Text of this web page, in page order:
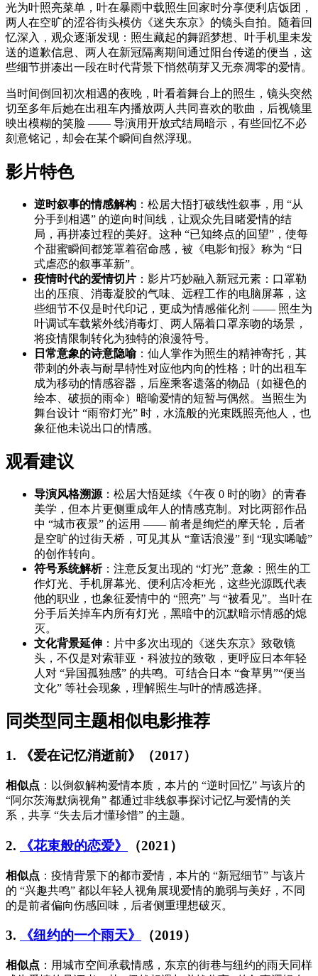
光为叶照亮菜单，叶在暴雨中载照生回家时分享便利店饭团，
两人在空旷的涩谷街头模仿《迷失东京》的镜头自拍。随着回
忆深入，观众逐渐发现：照生藏起的舞蹈梦想、叶手机里未发
送的道歉信息、两人在新冠隔离期间通过阳台传递的便当，这
些细节拼凑出一段在时代背景下悄然萌芽又无奈凋零的爱情。
当时间倒回初次相遇的夜晚，叶看着舞台上的照生，镜头突然
切至多年后她在出租车内播放两人共同喜欢的歌曲，后视镜里
映出模糊的笑脸 —— 导演用开放式结局暗示，有些回忆不必
刻意铭记，却会在某个瞬间自然浮现。
影片特色
逆时叙事的情感解构 ：松居大悟打破线性叙事，用 “从
分手到相遇” 的逆向时间线，让观众先目睹爱情的结
局，再拼凑过程的美好。这种 “已知终点的回望”，使每
个甜蜜瞬间都笼罩着宿命感，被《电影旬报》称为 “日
式虐恋的叙事革新”。
疫情时代的爱情切片 ：影片巧妙融入新冠元素：口罩勒
出的压痕、消毒凝胶的气味、远程工作的电脑屏幕，这
些细节不仅是时代印记，更成为情感催化剂 —— 照生为
叶调试车载紫外线消毒灯、两人隔着口罩亲吻的场景，
将疫情限制转化为独特的浪漫符号。
日常意象的诗意隐喻：仙人掌作为照生的精神寄托，其
带刺的外表与耐旱特性对应他内向的性格；叶的出租车
成为移动的情感容器，后座乘客遗落的物品（如褪色的
绘本、破损的雨伞）暗喻爱情的短暂与偶然。当照生为
舞台设计 “雨帘灯光” 时，水流般的光束既照亮他人，也
象征他未说出口的情感。
观看建议
导演风格溯源 ：松居大悟延续《午夜 0 时的吻》的青春
美学，但本片更侧重成年人的情感克制。对比两部作品
中 “城市夜景” 的运用 —— 前者是绚烂的摩天轮，后者
是空旷的过街天桥，可见其从 “童话浪漫” 到 “现实唏嘘”
的创作转向。
符号系统解析：注意反复出现的 “灯光” 意象：照生的工
作灯光、手机屏幕光、便利店冷柜光，这些光源既代表
他的职业，也象征爱情中的 “照亮” 与 “被看见”。当叶在
分手后关掉车内所有灯光，黑暗中的沉默暗示情感的熄
灭。
文化背景延伸 ：片中多次出现的《迷失东京》致敬镜
头，不仅是对索菲亚・科波拉的致敬，更呼应日本年轻
人对 “异国孤独感” 的共鸣。可结合日本 “食草男”“便当
文化” 等社会现象，理解照生与叶的情感选择。
同类型同主题相似电影推荐
1. 《爱在记忆消逝前》（2017）
相似点 ：以倒叙解构爱情本质，本片的 “逆时回忆” 与该片的
“阿尔茨海默病视角” 都通过非线叙事探讨记忆与爱情的关
系，共享 “失去后才懂珍惜” 的主题。
2. 《花束般的恋爱》 （2021）
相似点 ：疫情背景下的都市爱情，本片的 “新冠细节” 与该片
的 “兴趣共鸣” 都以年轻人视角展现爱情的脆弱与美好，不同
的是前者偏向伤感回味，后者侧重理想破灭。
3. 《纽约的一个雨天》 （2019）
相似点 ：用城市空间承载情感，东京的街巷与纽约的雨天同样